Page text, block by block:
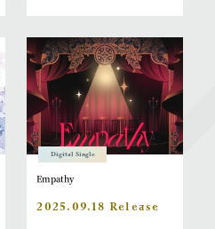
Digital Single
Empathy
2025.09.18 Release